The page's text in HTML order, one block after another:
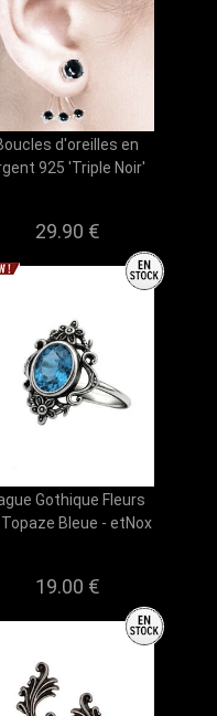
d'oreilles en
925 'Triple Noir'
29.90 €
Gothique Fleurs
Bleue - etNox
19.00 €